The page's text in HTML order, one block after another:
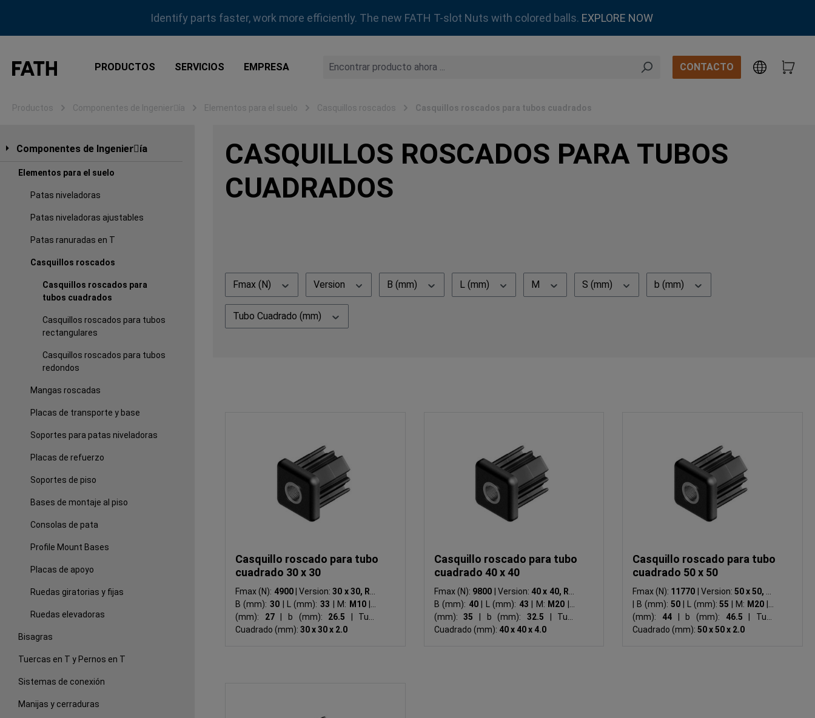
Saltar a la navegación principalIdentify parts faster, work more efficiently. The new FATH T-slot Nuts with colored balls. EXPLORE NOW
PRODUCTOS SERVICIOS EMPRESA CONTACTO
Productos Componentes de Ingenierِía Elementos para el suelo Casquillos roscados Casquillos roscados para tubos cuadrados
Componentes de Ingenierِía
Elementos para el suelo
Patas niveladoras
Patas niveladoras ajustables
Patas ranuradas en T
Casquillos roscados
Casquillos roscados para
tubos cuadrados
Casquillos roscados para tubos
rectangulares
Casquillos roscados para tubos
redondos
Mangas roscadas
Placas de transporte y base
Soportes para patas niveladoras
Placas de refuerzo
Soportes de piso
Bases de montaje al piso
Consolas de pata
Profile Mount Bases
Placas de apoyo
Ruedas giratorias y fijas
Ruedas elevadoras
Bisagras
Tuercas en T y Pernos en T
Sistemas de conexión
Manijas y cerraduras
CASQUILLOS ROSCADOS PARA TUBOS
CUADRADOS
Fmax (N) Version B (mm) L (mm) M S (mm) b (mm)
Tubo Cuadrado (mm)
Casquillo roscado para tubo
cuadrado 30 x 30
Fmax (N): 4900 Version:30 x 30, R3
B (mm): 30 L (mm): 33 M: M10
(mm): 27 b (mm): 26.5
Tubo
Cuadrado (mm): 30 x 30 x 2.0
Casquillo roscado para tubo
cuadrado 40 x 40
Fmax (N): 9800 Version: 40 x 40, R5
B (mm): 40 L (mm): 43 M: M20
(mm):35 b (mm): 32.5
Tubo
Cuadrado (mm): 40 x 40 x 4.0
Casquillo roscado para tubo
cuadrado 50 x 50
Fmax (N): 11770 Version: 50 x 50, R5
B (mm): 50 L (mm):55 M: M20
(mm): 44 b (mm): 46.5
Tubo
Cuadrado (mm):50 x 50 x 2.0